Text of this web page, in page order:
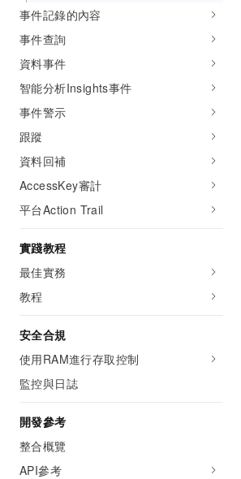
事件記錄的內容
事件查詢
資料事件
智能分析Insights事件
事件警示
跟蹤
資料回補
AccessKey審計
平台Action Trail
實踐教程
最佳實務
教程
安全合規
使用RAM進行存取控制
監控與日誌
開發參考
整合概覽
API參考